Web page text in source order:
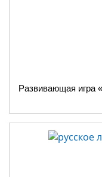
Развивающая игра